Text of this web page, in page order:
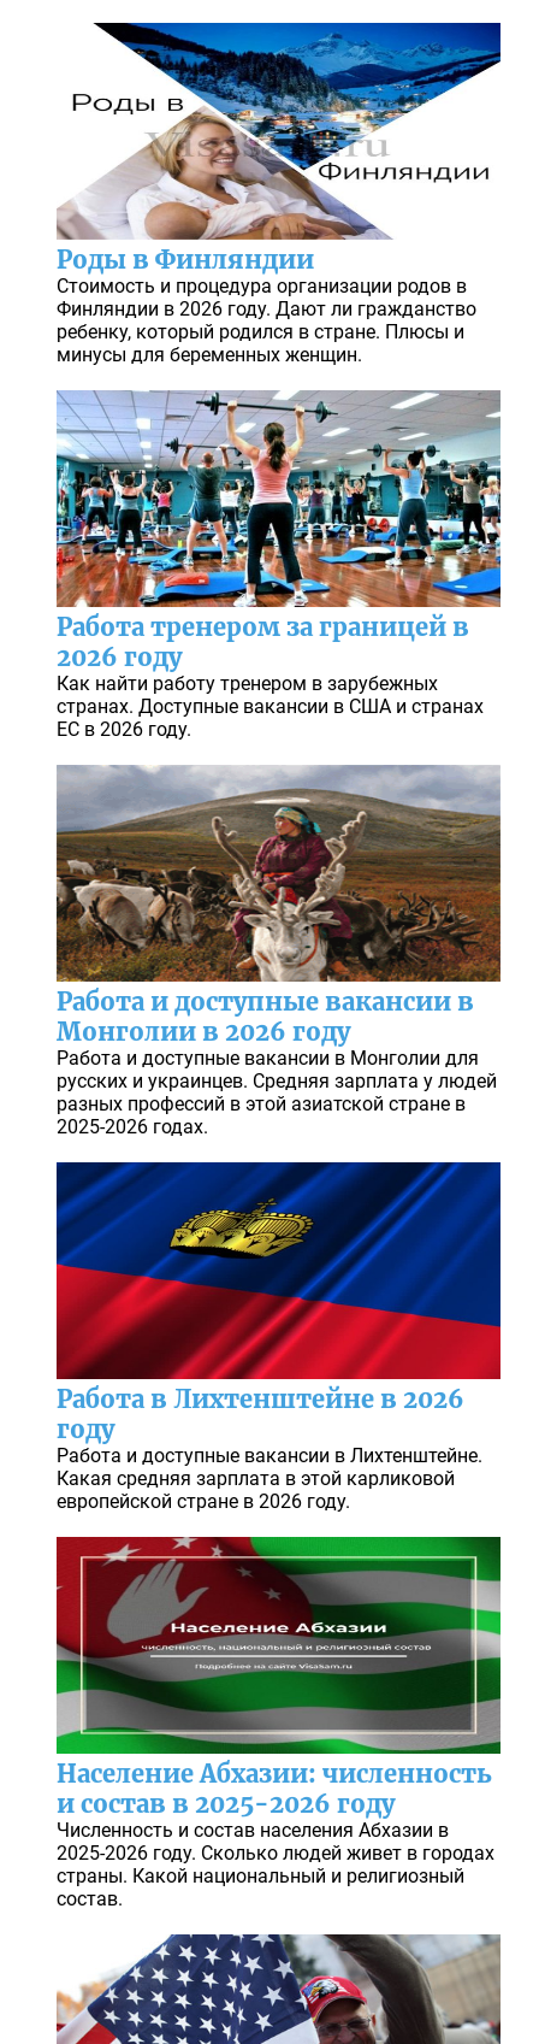
Роды в Финляндии
Стоимость и процедура организации родов в
Финляндии в 2026 году. Дают ли гражданство
ребенку, который родился в стране. Плюсы и
минусы для беременных женщин.
Работа тренером за границей в
2026 году
Как найти работу тренером в зарубежных
странах. Доступные вакансии в США и странах
ЕС в 2026 году.
Работа и доступные вакансии в
Монголии в 2026 году
Работа и доступные вакансии в Монголии для
русских и украинцев. Средняя зарплата у людей
разных профессий в этой азиатской стране в
2025-2026 годах.
Работа в Лихтенштейне в 2026
году
Работа и доступные вакансии в Лихтенштейне.
Какая средняя зарплата в этой карликовой
европейской стране в 2026 году.
Население Абхазии: численность
и состав в 2025-2026 году
Численность и состав населения Абхазии в
2025-2026 году. Сколько людей живет в городах
страны. Какой национальный и религиозный
состав.